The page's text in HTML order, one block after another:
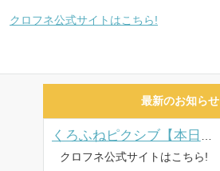
クロフネ公式サイトはこちら!
最新のお知らせ
クロフネ公式サイトはこちら!